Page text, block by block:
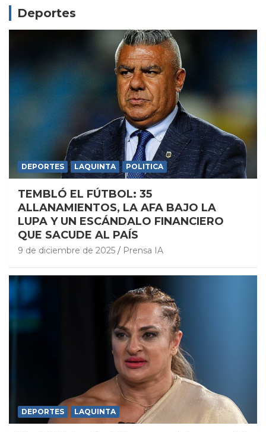
Deportes
DEPORTES LAQUINTA POLITICA
TEMBLÓ EL FÚTBOL: 35
ALLANAMIENTOS, LA AFA BAJO LA
LUPA Y UN ESCÁNDALO FINANCIERO
QUE SACUDE AL PAÍS
9 de diciembre de 2025 Prensa IA
DEPORTES LAQUINTA